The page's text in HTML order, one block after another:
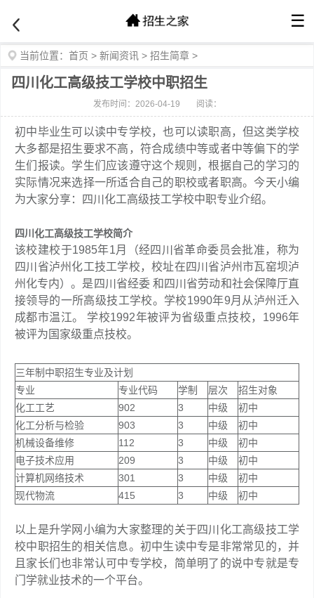
☰
当前位置： 首页 > 新闻资讯 > 招生简章 >
四川化工高级技工学校中职招生
发布时间：2026-04-19 阅读：
初中毕业生可以读中专学校，也可以读职高，但这类学校
大多都是招生要求不高，符合成绩中等或者中等偏下的学
生们报读。学生们应该遵守这个规则，根据自己的学习的
实际情况来选择一所适合自己的职校或者职高。今天小编
为大家分享：四川化工高级技工学校中职专业介绍。
四川化工高级技工学校简介
该校建校于1985年1月（经四川省革命委员会批准，称为
四川省泸州化工技工学校，校址在四川省泸州市瓦窑坝泸
州化专内）。是四川省经委 和四川省劳动和社会保障厅直
接领导的一所高级技工学校。学校1990年9月从泸州迁入
成都市温江。 学校1992年被评为省级重点技校，1996年
被评为国家级重点技校。
三年制中职招生专业及计划
专业
专业代码 学制 层次
招生对象
化工工艺
902 3 中级
初中
化工分析与检验
903 3 中级
初中
机械设备维修
112 3 中级
初中
电子技术应用
209 3 中级
初中
计算机网络技术
301 3 中级
初中
现代物流
415 3 中级 初中
以上是升学网小编为大家整理的关于四川化工高级技工学
校中职招生的相关信息。初中生读中专是非常常见的，并
且家长们也非常认可中专学校，简单明了的说中专就是专
门学就业技术的一个平台。